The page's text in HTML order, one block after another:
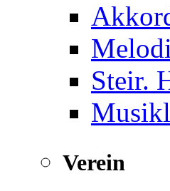
Steir.
Verein